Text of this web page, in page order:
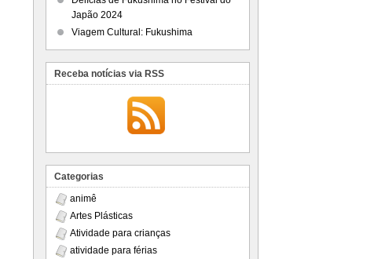
Japão 2024
Viagem Cultural: Fukushima
Receba notícias via RSS
Categorias
animê
Artes Plásticas
Atividade para crianças
atividade para férias